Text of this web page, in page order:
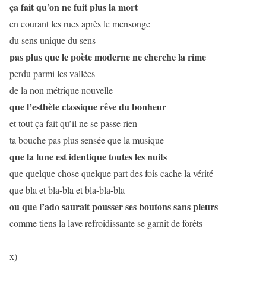
ça fait qu’on ne fuit plus la mort
en courant les rues après le mensonge
du sens unique du sens
pas plus que le poète moderne ne cherche la rime
perdu parmi les vallées
de la non métrique nouvelle
que l’esthète classique rêve du bonheur
et tout ça fait qu’il ne se passe rien
ta bouche pas plus sensée que la musique
que la lune est identique toutes les nuits
que quelque chose quelque part des fois cache la vérité
que bla et bla-bla et bla-bla-bla
ou que l’ado saurait pousser ses boutons sans pleurs
comme tiens la lave refroidissante se garnit de forêts
x)